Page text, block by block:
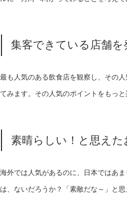
集客できている店舗を
最も人気のある飲食店を観察し、その
てみます。その人気のポイントをもっ
素晴らしい！と思えた
海外では人気があるのに、日本ではあ
は、ないだろうか？「素敵だな～」と